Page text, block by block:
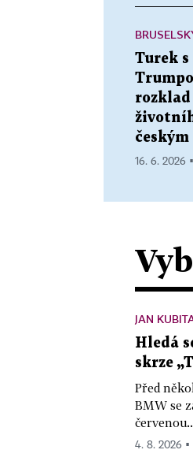
Turek
českým
16. 6. 2026
JAN
Hledá
skrze
Před
BMW se
4. 8. 2026